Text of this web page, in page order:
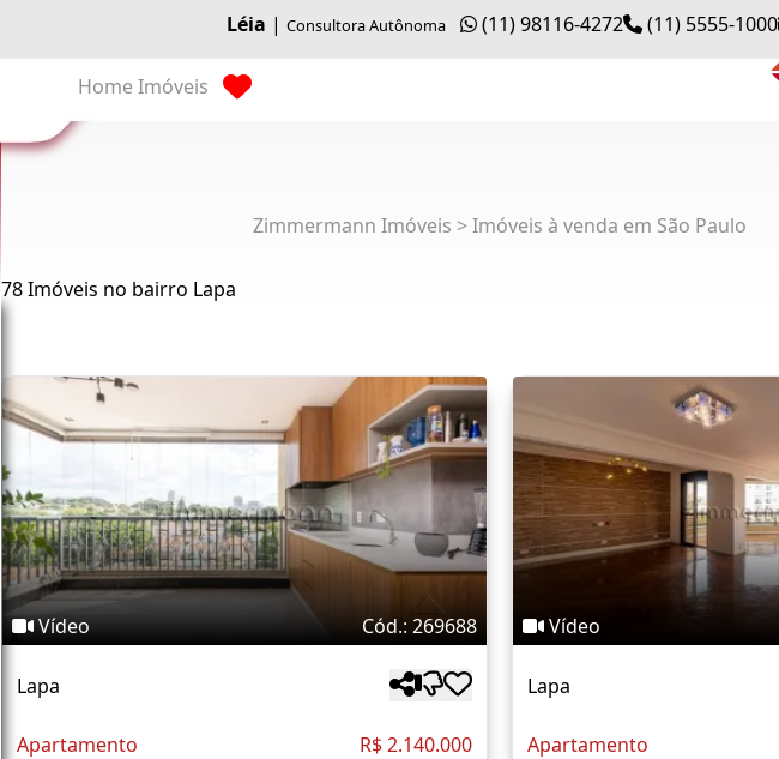
Léia | Consultora Autônoma (11) 98116-4272 (11) 5555-1000
Home Imóveis
Zimmermann Imóveis > Imóveis à venda em São Paulo
78 Imóveis no bairro Lapa
Vídeo Cód.: 269688
Lapa
Apartamento R$ 2.140.000
Vídeo
Lapa
Apartamento